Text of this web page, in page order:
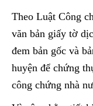
Theo Luật Công
văn bản giấy tờ
đem bản gốc và
huyện để chứng
công chứng nhà